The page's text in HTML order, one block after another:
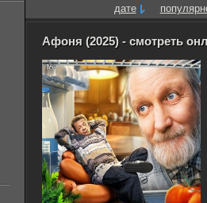
дате
Афоня (2025) - смотреть